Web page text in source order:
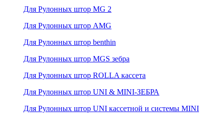
Для Рулонных штор MG 2
Для Рулонных штор AMG
Для Рулонных штор benthin
Для Рулонных штор MGS зебра
Для Рулонных штор ROLLA кассета
Для Рулонных штор UNI & MINI-ЗЕБРА
Для Рулонных штор UNI кассетной и системы MINI